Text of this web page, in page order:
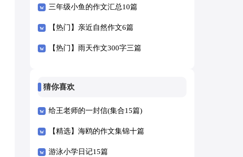
三年级小鱼的作文汇总10篇
【热门】亲近自然作文6篇
【热门】雨天作文300字三篇
猜你喜欢
给王老师的一封信(集合15篇)
【精选】海鸥的作文集锦十篇
游泳小学日记15篇